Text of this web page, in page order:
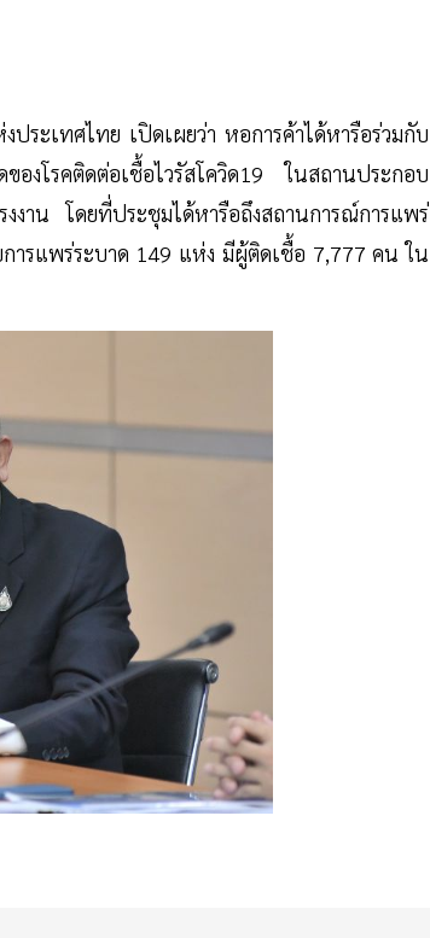
ระเทศไทย เปิดเผยว่า หอการค้าได้หารือร่วมกับ
องโรคติดต่อเชื้อไวรัสโควิด19 ในสถานประกอบ
งงาน โดยที่ประชุมได้หารือถึงสถานการณ์การแพร่
ารแพร่ระบาด 149 แห่ง มีผู้ติดเชื้อ 7,777 คน ใน